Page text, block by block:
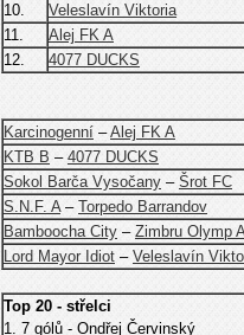
10.
Veleslavín Viktoria
11.
Alej FK A
12.
4077 DUCKS
Karcinogenní –Alej FK A
KTB B – 4077 DUCKS
Sokol Barča Vysočany – Šrot FC
S.N.F. A– Torpedo Barrandov
Bamboocha City – Zimbru Olymp
Lord Mayor Idiot – Veleslavín
Top 20 - střelci
1. 7 gólů - Ondřej Červinský